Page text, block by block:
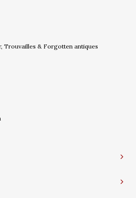
Trouvailles & Forgotten antiques